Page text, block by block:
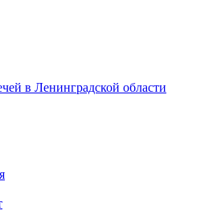
в Ленинградской области